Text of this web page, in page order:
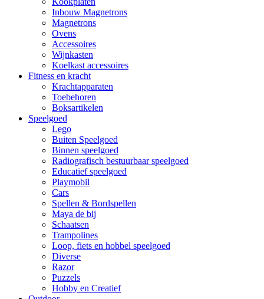
Inbouw Magnetrons
Magnetrons
Ovens
Accessoires
Wijnkasten
Koelkast accessoires
Fitness en kracht
Krachtapparaten
Toebehoren
Boksartikelen
Speelgoed
Lego
Buiten Speelgoed
Binnen speelgoed
Radiografisch bestuurbaar speelgoed
Educatief speelgoed
Playmobil
Cars
Spellen & Bordspellen
Maya de bij
Schaatsen
Trampolines
Loop, fiets en hobbel speelgoed
Diverse
Razor
Puzzels
Hobby en Creatief